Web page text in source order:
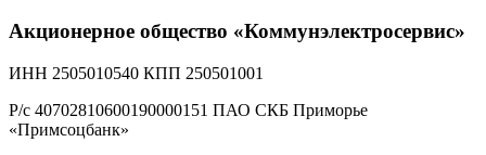
Акционерное общество «Коммунэлектросервис»
ИНН 2505010540 КПП 250501001
Р/с 40702810600190000151 ПАО СКБ Приморье
«Примсоцбанк»